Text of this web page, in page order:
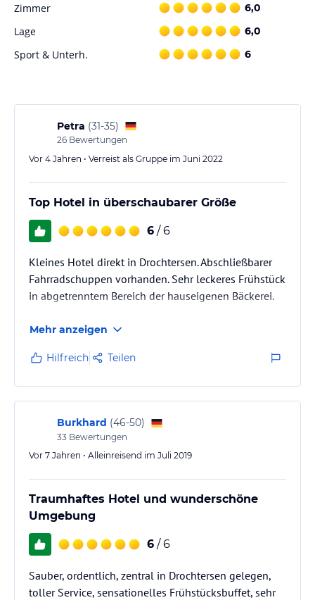
Zimmer 6,0
Lage 6,0
Sport & Unterh. 6
Petra (31-35)
26 Bewertungen
Vor 4 Jahren • Verreist als Gruppe im Juni 2022
Top Hotel in überschaubarer Größe
6 / 6
Kleines Hotel direkt in Drochtersen. Abschließbarer
Fahrradschuppen vorhanden. Sehr leckeres Frühstück
in abgetrenntem Bereich der hauseigenen Bäckerei.
Mehr anzeigen
Hilfreich Teilen
Burkhard (46-50)
33 Bewertungen
Vor 7 Jahren • Alleinreisend im Juli 2019
Traumhaftes Hotel und wunderschöne
Umgebung
6 / 6
Sauber, ordentlich, zentral in Drochtersen gelegen,
toller Service, sensationelles Frühstücksbuffet, sehr